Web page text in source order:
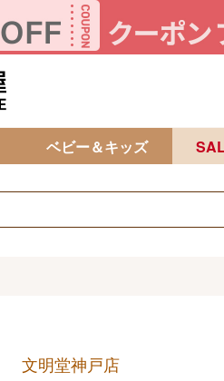
カートに商品
ベビー＆キッズ
文明堂神戸店